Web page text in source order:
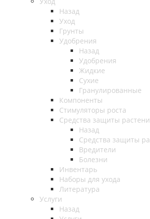
Назад
Уход
Грунты
Удобрения
Назад
Удобрения
Жидкие
Сухие
Гранулированные
Компоненты
Стимуляторы роста
Средства защиты
Назад
Средства защиты
Вредители
Болезни
Инвентарь
Наборы для ухода
Литература
Услуги
Назад